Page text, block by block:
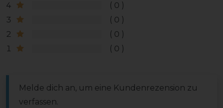
4
0
3
0
2
0
1
0
Melde dich an, um eine Kundenrezension zu
verfassen.